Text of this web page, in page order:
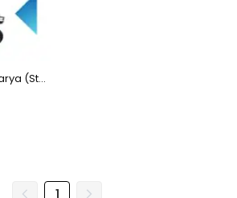
Sfm Lili Yk Uyumlu Batarya (Standart Kapasite) LiFePO4 48V 20Ah Elektrikli Motorsiklet Bataryası
1